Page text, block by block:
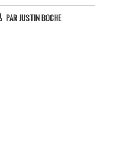
PARJUSTIN BOCHE